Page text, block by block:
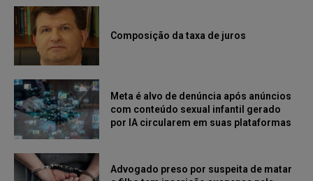
Composição da taxa de juros
Meta é alvo de denúncia após anúncios
com conteúdo sexual infantil gerado
por IA circularem em suas plataformas
Advogado preso por suspeita de matar